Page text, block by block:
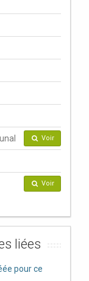
Voir
Voir
liées
pour ce